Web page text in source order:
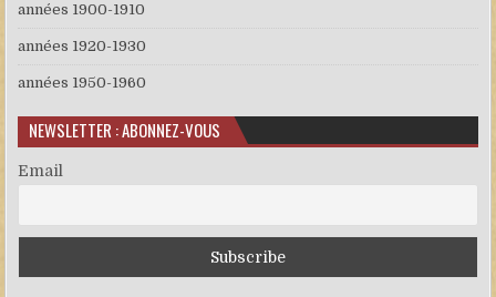
années 1900-1910
années 1920-1930
années 1950-1960
NEWSLETTER : ABONNEZ-VOUS
Email